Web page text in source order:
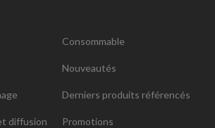
diffusion
Consommable
Nouveautés
Derniers produits référencés
Promotions